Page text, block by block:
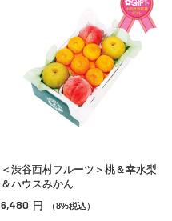
＜渋谷西村フルーツ＞桃＆幸水梨
＆ハウスみかん
6,480 円 （8%税込）